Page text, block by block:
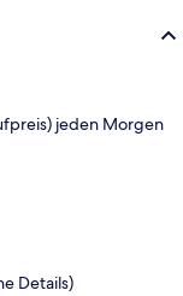
jeden Morgen
Details)